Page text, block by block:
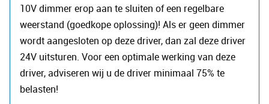
10V dimmer erop aan te sluiten of een regelbare
weerstand (goedkope oplossing)! Als er geen dimmer
wordt aangesloten op deze driver, dan zal deze driver
24V uitsturen.​ Voor een optimale werking van deze
driver, adviseren wij u de driver minimaal 75% te
belasten!